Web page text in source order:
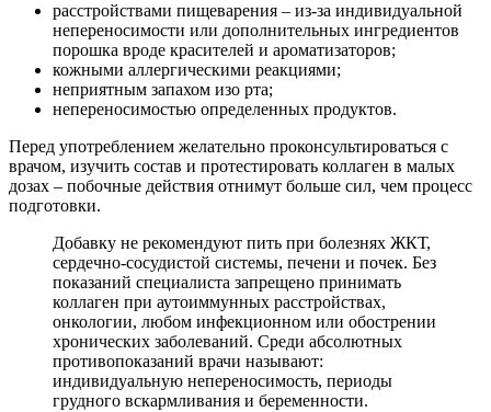
расстройствами пищеварения – из-за индивидуальной
непереносимости или дополнительных ингредиентов
порошка вроде красителей и ароматизаторов;
кожными аллергическими реакциями;
неприятным запахом изо рта;
непереносимостью определенных продуктов.
Перед употреблением желательно проконсультироваться с
врачом, изучить состав и протестировать коллаген в малых
дозах – побочные действия отнимут больше сил, чем процесс
подготовки.
Добавку не рекомендуют пить при болезнях ЖКТ,
сердечно-сосудистой системы, печени и почек. Без
показаний специалиста запрещено принимать
коллаген при аутоиммунных расстройствах,
онкологии, любом инфекционном или обострении
хронических заболеваний. Среди абсолютных
противопоказаний врачи называют:
индивидуальную непереносимость, периоды
грудного вскармливания и беременности.